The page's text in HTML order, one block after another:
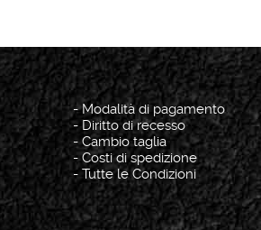
-Modalità di pagamento
- Diritto di recesso
-Cambio taglia
-Costi di spedizione
-Tutte le Condizioni